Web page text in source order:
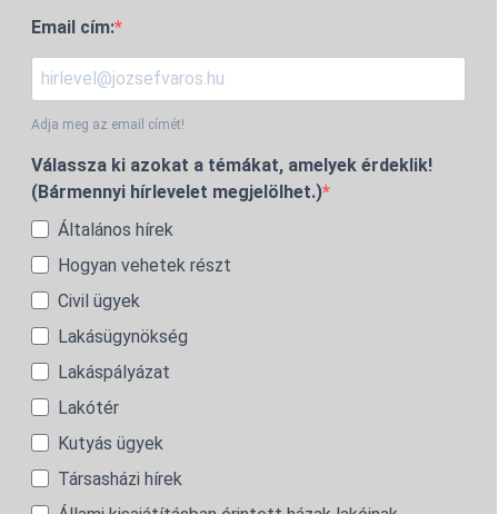
Email cím:
Adja meg az email címét!
Válassza ki azokat a témákat, amelyek érdeklik!
(Bármennyi hírlevelet megjelölhet.)
Általános hírek
Hogyan vehetek részt
Civil ügyek
Lakásügynökség
Lakáspályázat
Lakótér
Kutyás ügyek
Társasházi hírek